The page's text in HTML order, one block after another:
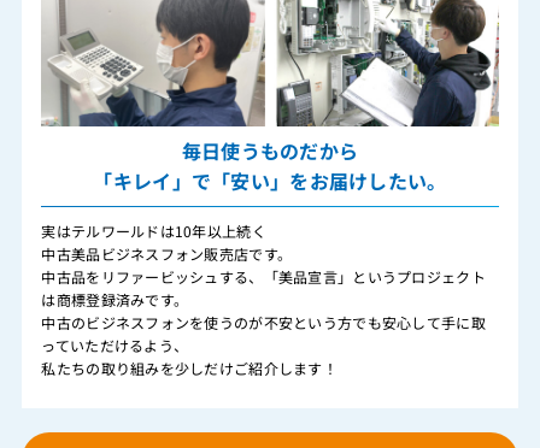
毎日使うものだから
「キレイ」で「安い」をお届けしたい。
実はテルワールドは10年以上続く
中古美品ビジネスフォン販売店です。
中古品をリファービッシュする、「美品宣言」というプロジェクト
は商標登録済みです。
中古のビジネスフォンを使うのが不安という方でも安心して手に取
っていただけるよう、
私たちの取り組みを少しだけご紹介します！